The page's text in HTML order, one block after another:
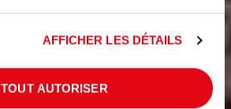
AFFICHER LES DÉTAILS
TOUT AUTORISER